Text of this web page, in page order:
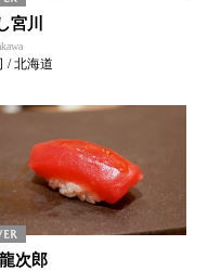
宮川
/ 北海道
次郎